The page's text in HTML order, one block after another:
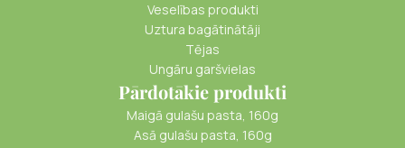
Veselības produkti
Uztura bagātinātāji
Tējas
Ungāru garšvielas
Pārdotākie produkti
Maigā gulašu pasta, 160g
Asā gulašu pasta, 160g